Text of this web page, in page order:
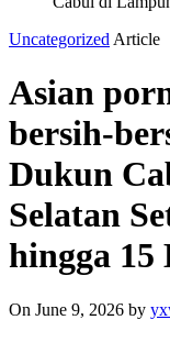
Uncategorized Article
Asian
bersih-
Dukun
Selatan
hingga 15
On June 9, 2026 by